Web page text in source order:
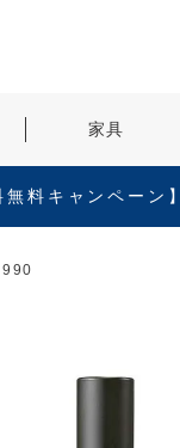
家具
料キャンペーン】